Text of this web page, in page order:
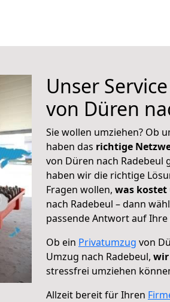
Unser
von Düren
Sie wollen umziehen? Ob
haben das richtige
von Düren nach Radebeul
haben wir die richtige
Fragen wollen, was
nach Radebeul – dann
passende Antwort auf Ihre
Ob ein Privatumzug von
Umzug nach Radebeul, wir
stressfrei umziehen
Allzeit bereit für Ihren